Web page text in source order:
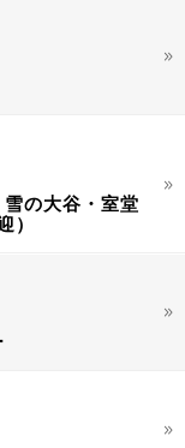
雪の大谷・室堂
）